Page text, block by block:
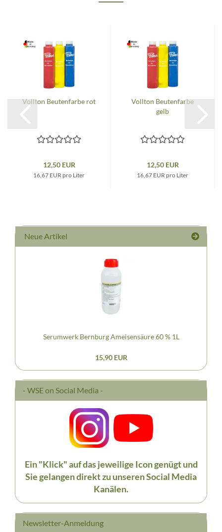
Vollton Beutenfarbe rot
12,50 EUR
16,67 EUR pro Liter
Vollton Beutenfarbe
gelb
12,50 EUR
16,67 EUR pro Liter
Neue Artikel
Serumwerk Bernburg Ameisensäure 60 % 1L
15,90 EUR
- WSE on Social Media -
Ein "Klick" auf das jeweilige Icon genügt und
Sie gelangen direkt zu unseren Social Media
Kanälen.
Newsletter-Anmeldung